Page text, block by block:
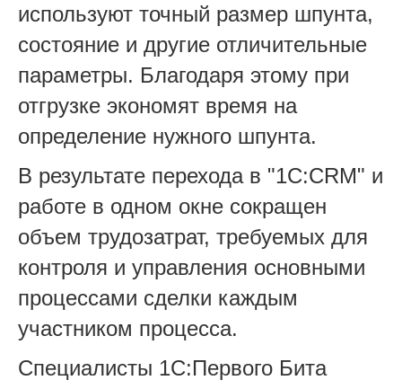
используют точный размер шпунта,
состояние и другие отличительные
параметры. Благодаря этому при
отгрузке экономят время на
определение нужного шпунта.
В результате перехода в "1C:CRM" и
работе в одном окне сокращен
объем трудозатрат, требуемых для
контроля и управления основными
процессами сделки каждым
участником процесса.
Специалисты 1С:Первого Бита